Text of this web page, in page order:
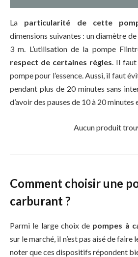
La particularité de cette
dimensions suivantes : un diamètre
3 m. L’utilisation de la pompe
respect de certaines règles. Il faut
pompe pour l’essence. Aussi, il faut
pendant plus de 20 minutes sans
d’avoir des pauses de 10 à 20 minutes
Aucun produit
Comment choisir une
carburant ?
Parmi le large choix de pompes à
sur le marché, il n’est pas aisé de
noter que ces dispositifs répondent